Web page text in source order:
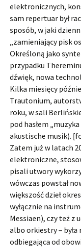
elektronicznych,
sam repertuar był
sposób, w jaki
„zamieniający pisk
Określoną jako
przypadku
dźwięk, nowa
Kilka miesięcy
Trautonium,
roku, w sali
pod hasłem
akustische musik).
Zatem już w latach
elektroniczne,
pisali utwory
wówczas powstał
większość dzieł
wyłącznie na
Messiaen), czy też z
albo orkiestry –
odbiegająca od